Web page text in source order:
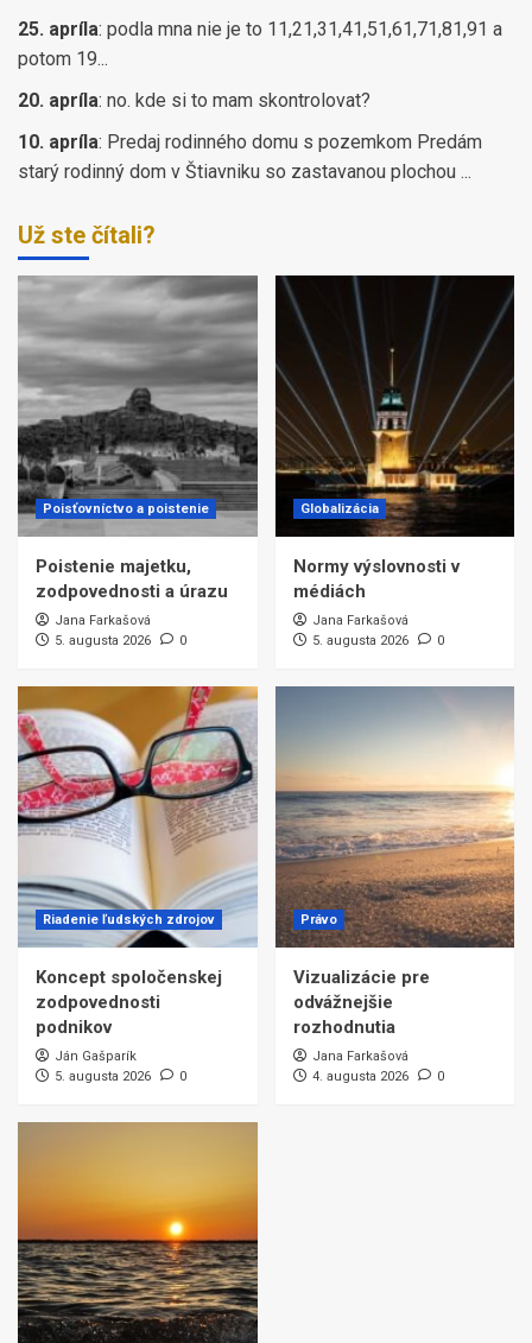
25. apríla: podla mna nie je to 11,21,31,41,51,61,71,81,91 a
potom 19...
20. apríla: no. kde si to mam skontrolovat?
10. apríla: Predaj rodinného domu s pozemkom Predám
starý rodinný dom v Štiavniku so zastavanou plochou ...
Už ste čítali?
Poisťovníctvo a poistenie
Poistenie majetku,
zodpovednosti a úrazu
Jana Farkašová
5. augusta 2026
0
Globalizácia
Normy výslovnosti v
médiách
Jana Farkašová
5. augusta 2026
0
Riadenie ľudských zdrojov
Koncept spoločenskej
zodpovednosti
podnikov
Ján Gašparík
5. augusta 2026
0
Právo
Vizualizácie pre
odvážnejšie
rozhodnutia
Jana Farkašová
4. augusta 2026
0